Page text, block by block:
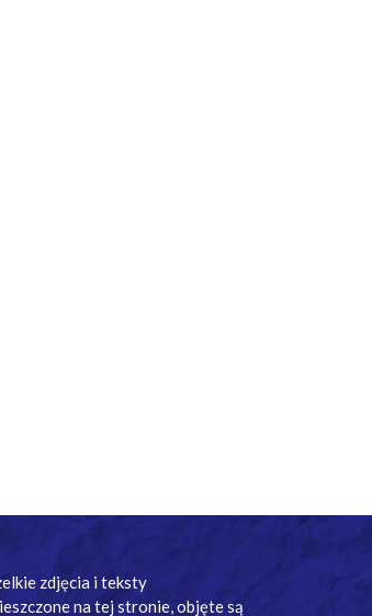
zdjęcia i teksty
na tej stronie, objęte są